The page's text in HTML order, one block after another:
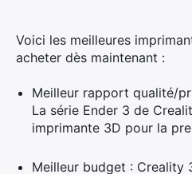
Voici les meilleures
acheter dès maintenant :
Meilleur rapport qualité/
La série Ender 3 de
imprimante 3D pour la
Meilleur budget : Creality
Rechercher
: